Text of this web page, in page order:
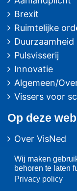
Wij maken
behoren te laten
Privacy policy
Brexit
Ruimtelijke
Duurzaamheid
Pulsvisserij
Innovatie
Algemeen/
Vissers voor
Op deze
Over VisNed
Contact